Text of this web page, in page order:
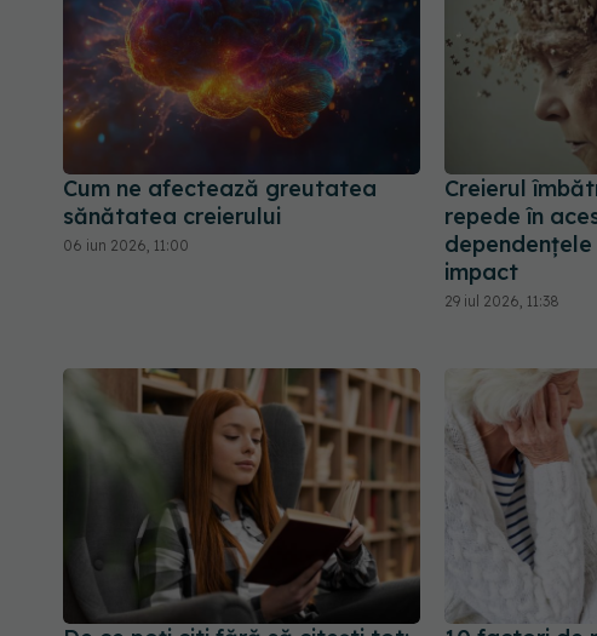
Cum ne afectează greutatea
sănătatea creierului
06 iun 2026, 11:00
Creierul
repede în
impact
29 iul 2026, 11:38